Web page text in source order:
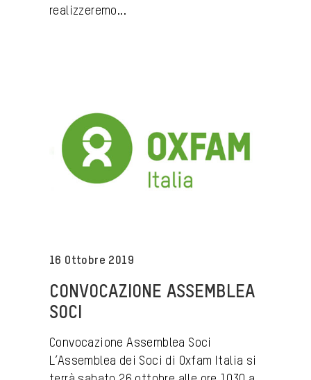
realizzeremo...
16 Ottobre 2019
CONVOCAZIONE ASSEMBLEA
SOCI
Convocazione Assemblea Soci
L’Assemblea dei Soci di Oxfam Italia si